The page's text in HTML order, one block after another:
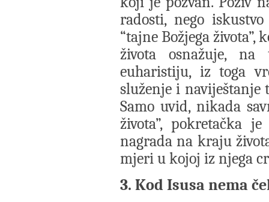
radosti, nego
“tajne Božjega života”,
života osnažuje,
euharistiju, iz toga
služenje i naviještanje
Samo uvid, nikada
života”, pokretačka
nagrada na kraju
mjeri u kojoj iz njega
3. Kod Isusa nema